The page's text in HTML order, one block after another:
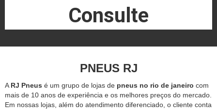
Consulte
PNEUS RJ
A RJ Pneus é um grupo de lojas de pneus no rio de janeiro com
mais de 10 anos de experiência e os melhores preços do mercado.
Em nossas lojas, além do atendimento diferenciado, o cliente conta